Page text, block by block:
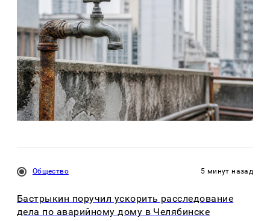
Общество 5 минут назад
Бастрыкин поручил ускорить расследование
дела по аварийному дому в Челябинске